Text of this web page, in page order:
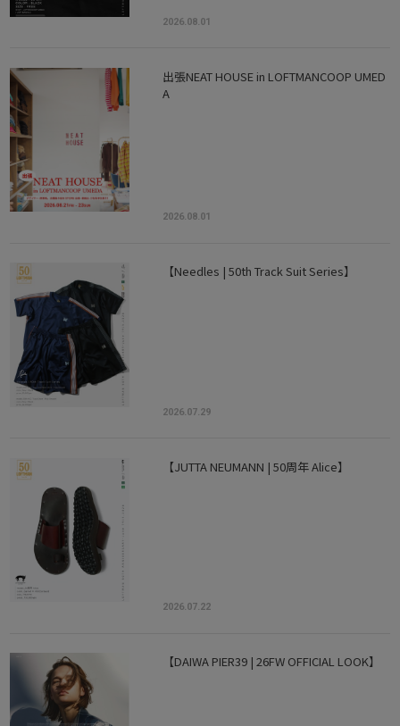
2026.08.01
出張NEAT HOUSE in LOFTMANCOOP UMED
A
2026.08.01
【Needles | 50th Track Suit Series】
2026.07.29
【JUTTA NEUMANN | 50周年 Alice】
2026.07.22
【DAIWA PIER39 | 26FW OFFICIAL LOOK】